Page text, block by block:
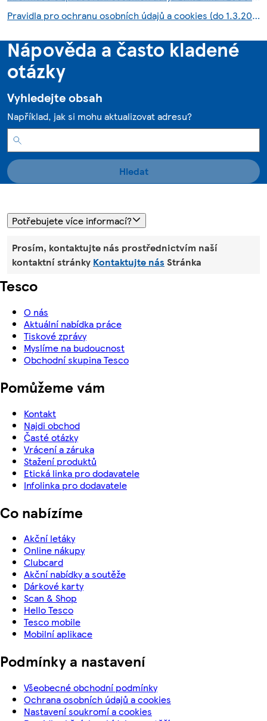
Pravidla pro ochranu osobních údajů a cookies (do 1.3.2026)
Nápověda a často kladené
otázky
Vyhledejte obsah
Například, jak si mohu aktualizovat adresu?
Hledat
Potřebujete více informací?
Prosím, kontaktujte nás prostřednictvím naší
kontaktní stránky Kontaktujte nás Stránka
Tesco
O nás
Aktuální nabídka práce
Tiskové zprávy
Myslíme na budoucnost
Obchodní skupina Tesco
Pomůžeme vám
Kontakt
Najdi obchod
Časté otázky
Vrácení a záruka
Stažení produktů
Etická linka pro dodavatele
Infolinka pro dodavatele
Co nabízíme
Akční letáky
Online nákupy
Clubcard
Akční nabídky a soutěže
Dárkové karty
Scan & Shop
Hello Tesco
Tesco mobile
Mobilní aplikace
Podmínky a nastavení
Všeobecné obchodní podmínky
Ochrana osobních údajů a cookies
Nastavení soukromí a cookies